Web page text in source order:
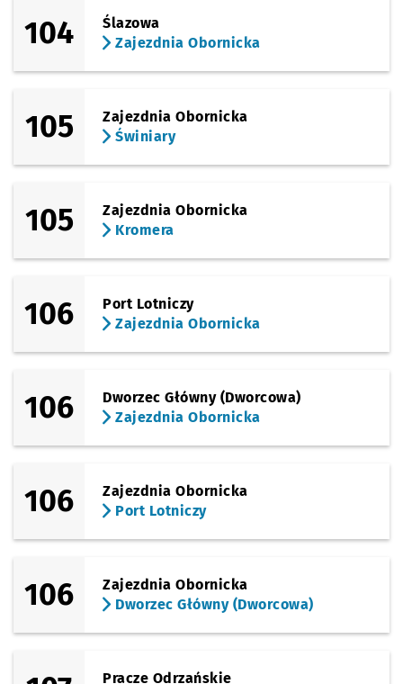
104
Ślazowa
Zajezdnia Obornicka
105
Zajezdnia Obornicka
Świniary
105
Zajezdnia Obornicka
Kromera
106
Port Lotniczy
Zajezdnia Obornicka
106
Dworzec Główny (Dworcowa)
Zajezdnia Obornicka
106
Zajezdnia Obornicka
Port Lotniczy
106
Zajezdnia Obornicka
Dworzec Główny (Dworcowa)
Pracze Odrzańskie